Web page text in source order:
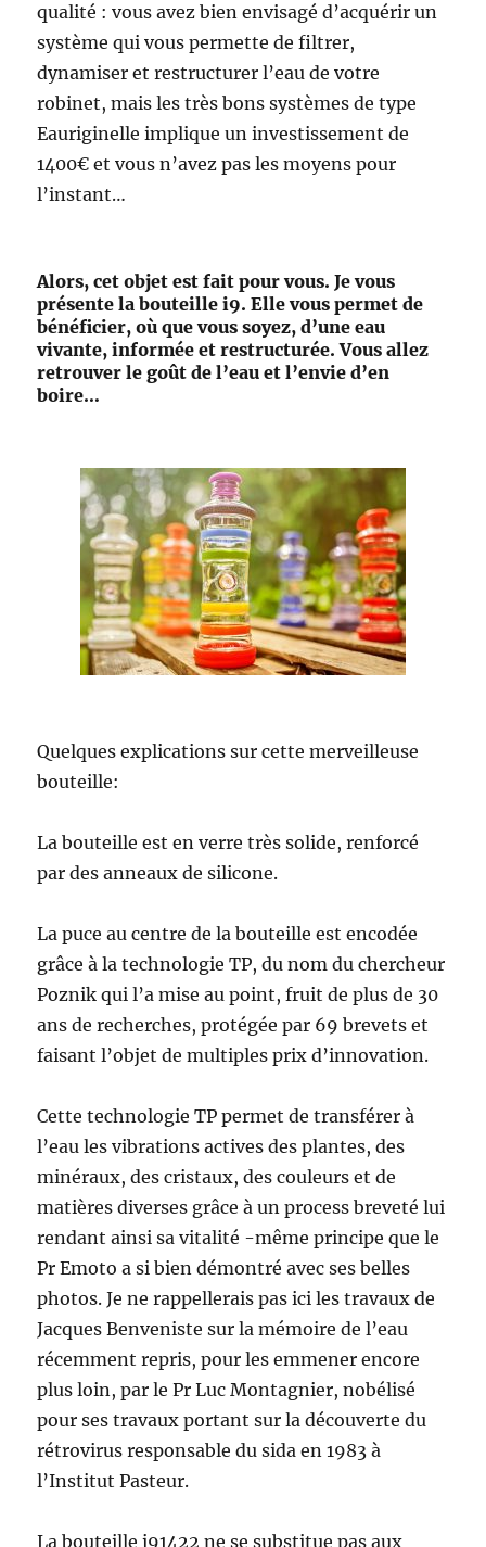
qualité : vous avez bien envisagé d’acquérir un
système qui vous permette de filtrer,
dynamiser et restructurer l’eau de votre
robinet, mais les très bons systèmes de type
Eauriginelle implique un investissement de
1400€ et vous n’avez pas les moyens pour
l’instant…
Alors, cet objet est fait pour vous. Je vous
présente la bouteille i9. Elle vous permet de
bénéficier, où que vous soyez, d’une eau
vivante, informée et restructurée. Vous allez
retrouver le goût de l’eau et l’envie d’en
boire…
Quelques explications sur cette merveilleuse
bouteille:
La bouteille est en verre très solide, renforcé
par des anneaux de silicone.
La puce au centre de la bouteille est encodée
grâce à la technologie TP, du nom du chercheur
Poznik qui l’a mise au point, fruit de plus de 30
ans de recherches, protégée par 69 brevets et
faisant l’objet de multiples prix d’innovation.
Cette technologie TP permet de transférer à
l’eau les vibrations actives des plantes, des
minéraux, des cristaux, des couleurs et de
matières diverses grâce à un process breveté lui
rendant ainsi sa vitalité -même principe que le
Pr Emoto a si bien démontré avec ses belles
photos. Je ne rappellerais pas ici les travaux de
Jacques Benveniste sur la mémoire de l’eau
récemment repris, pour les emmener encore
plus loin, par le Pr Luc Montagnier, nobélisé
pour ses travaux portant sur la découverte du
rétrovirus responsable du sida en 1983 à
l’Institut Pasteur.
La bouteille i91422 ne se substitue pas aux